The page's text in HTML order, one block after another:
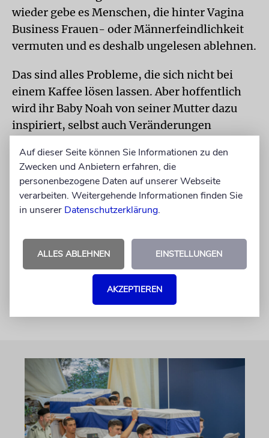
wieder gebe es Menschen, die hinter Vagina
Business Frauen- oder Männerfeindlichkeit
vermuten und es deshalb ungelesen ablehnen.
Das sind alles Probleme, die sich nicht bei
einem Kaffee lösen lassen. Aber hoffentlich
wird ihr Baby Noah von seiner Mutter dazu
inspiriert, selbst auch Veränderungen
auch ihr Kind eines Tages für die Rechte der
Frauen kämpfen.
Marina Gerner: »Vagina Business. Wie
Innovationen den Markt für
Frauengesundheit revolutionieren«. Redline,
München 2024, 368 S., 25 €
Auf dieser Seite können Sie Informationen zu den
Zwecken und Anbietern erfahren, die
personenbezogene Daten auf unserer Webseite
verarbeiten. Weitergehende Informationen finden Sie
in unserer Datenschutzerklärung.
ALLES ABLEHNEN EINSTELLUNGEN
AKZEPTIEREN